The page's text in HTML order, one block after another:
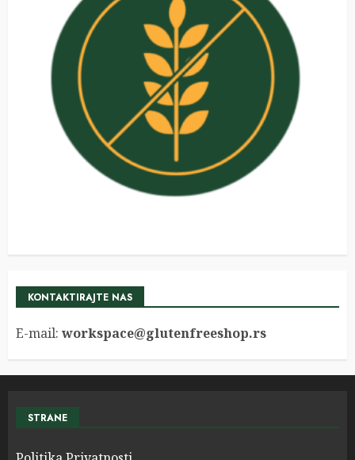
KONTAKTIRAJTE NAS
E-mail: workspace@glutenfreeshop.rs
STRANE